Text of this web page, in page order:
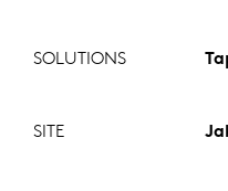
SOLUTIONS
SITE